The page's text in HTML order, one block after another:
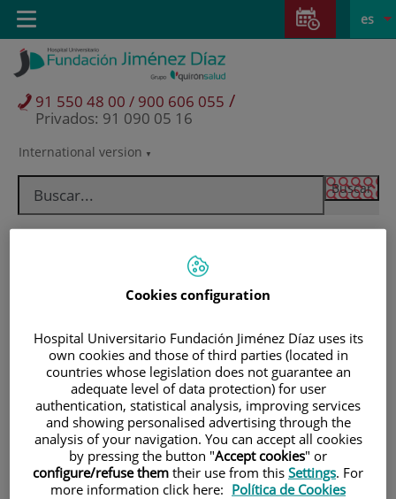
Saltar al contenido
Saltar
contenido
Selector
idioma
activo
es
International version
91 550 48 00 / 900 606 055 /
Privados: 91 090 05 16
Toggle
navigation
Pacientes y visitantes
Cookies configuration
Hospital Universitario Fundación Jiménez Díaz uses its
own cookies and those of third parties (located in
countries whose legislation does not guarantee an
adequate level of data protection) for user
authentication, statistical analysis, improving services
and showing personalised advertising through the
analysis of your navigation. You can accept all cookies
by pressing the button "Accept cookies" or
configure/refuse them their use from this Settings. For
more information click here: Política de Cookies